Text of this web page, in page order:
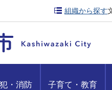
組織から探す
・消防 子育て・教育